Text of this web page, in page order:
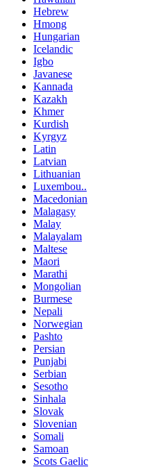
Hebrew
Hmong
Hungarian
Icelandic
Igbo
Javanese
Kannada
Kazakh
Khmer
Kurdish
Kyrgyz
Latin
Latvian
Lithuanian
Luxembou..
Macedonian
Malagasy
Malay
Malayalam
Maltese
Maori
Marathi
Mongolian
Burmese
Nepali
Norwegian
Pashto
Persian
Punjabi
Serbian
Sesotho
Sinhala
Slovak
Slovenian
Somali
Samoan
Scots Gaelic